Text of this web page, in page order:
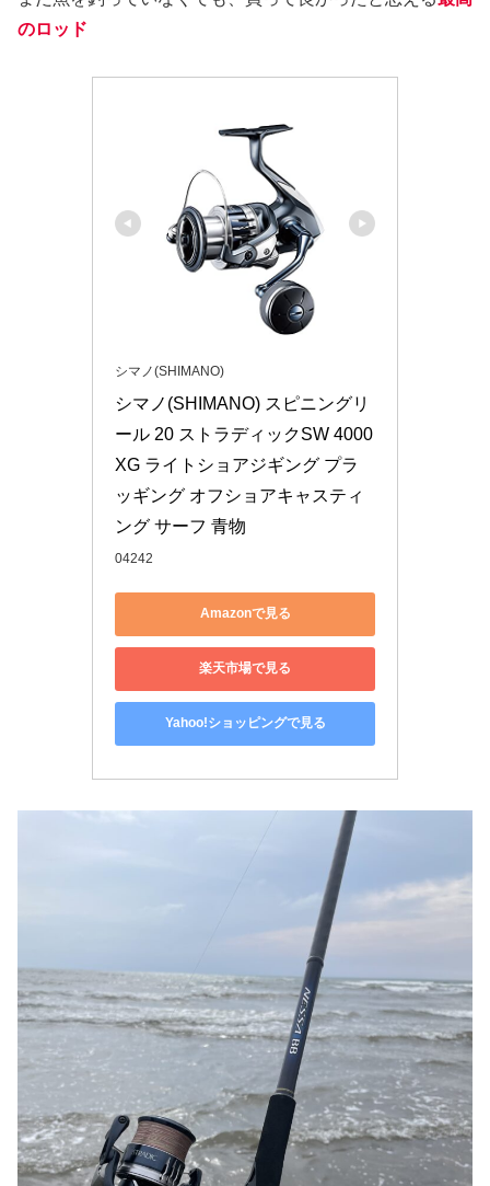
のロッド
シマノ(SHIMANO)
シマノ(SHIMANO) スピニングリ
ール 20 ストラディックSW 4000
XG ライトショアジギング プラ
ッギング オフショアキャスティ
ング サーフ 青物
04242
Amazonで見る
楽天市場で見る
Yahoo!ショッピングで見る